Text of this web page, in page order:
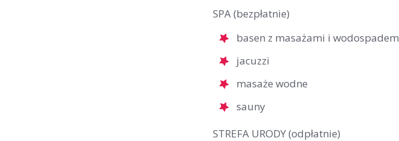
SPA (bezpłatnie)
basen z masażami i wodospadem
jacuzzi
masaże wodne
sauny
STREFA URODY (odpłatnie)